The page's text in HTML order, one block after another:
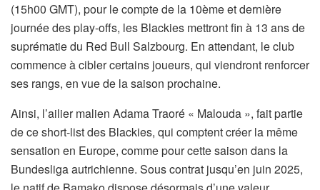
(15h00 GMT), pour le compte de la 10ème et dernière
journée des play-offs, les Blackies mettront fin à 13 ans de
suprématie du Red Bull Salzbourg. En attendant, le club
commence à cibler certains joueurs, qui viendront renforcer
ses rangs, en vue de la saison prochaine.
Ainsi, l’ailier malien Adama Traoré « Malouda », fait partie
de ce short-list des Blackies, qui comptent créer la même
sensation en Europe, comme pour cette saison dans la
Bundesliga autrichienne. Sous contrat jusqu’en juin 2025,